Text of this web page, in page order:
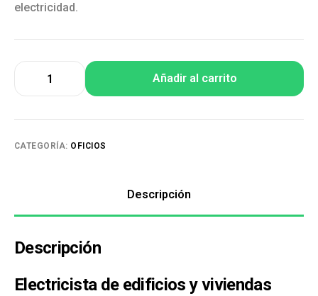
electricidad.
Añadir al carrito
CATEGORÍA: OFICIOS
Descripción
Descripción
Electricista de edificios y viviendas